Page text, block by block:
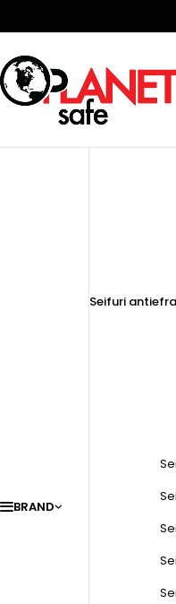
BRAND
Seifuri